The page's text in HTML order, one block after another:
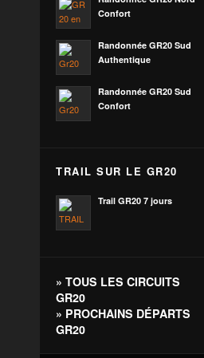
Confort
Randonnée GR20 Sud
Authentique
Randonnée GR20 Sud
Confort
TRAIL SUR LE GR20
Trail GR20 7 jours
» TOUS LES CIRCUITS
GR20
» PROCHAINS DÉPARTS
GR20